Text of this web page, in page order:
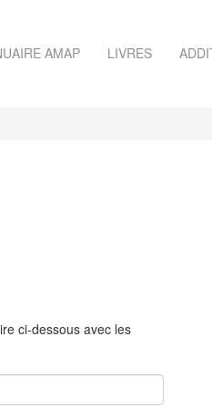
AMAP LIVRES
ci-dessous avec les